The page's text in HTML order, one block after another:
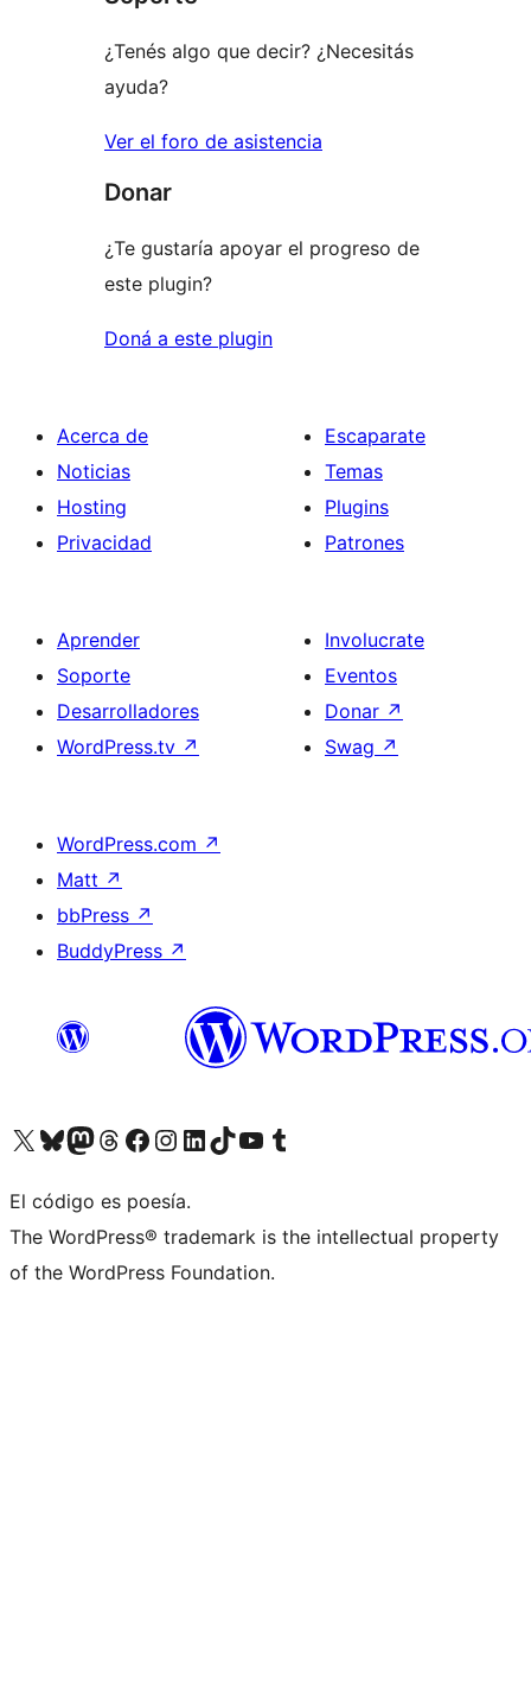
estrellas
¿Tenés algo que decir? ¿Necesitás
ayuda?
Ver el foro de asistencia
Donar
¿Te gustaría apoyar el progreso de
este plugin?
Doná a este plugin
Acerca de
Noticias
Hosting
Privacidad
Escaparate
Temas
Plugins
Patrones
Aprender
Soporte
Desarrolladores
WordPress.tv ↗
Involucrate
Eventos
Donar ↗
Swag ↗
WordPress.com ↗
Matt ↗
bbPress ↗
BuddyPress ↗
Visitá nuestra cuenta de X (anteriormente Twitter)
Visitá nuestra cuenta de Bluesky
Visitá nuestra cuenta de Mastodon
Visitá nuestra cuenta de Threads
Visitá nuestra página de Facebook
Visitá nuestra cuenta de Instagram
Visitá nuestra cuenta de LinkedIn
Visitá nuestra cuenta de TikTok
Visitá nuestro canal de YouTube
Visitá nuestra cuenta de Tumblr
El código es poesía.
The WordPress® trademark is the intellectual property
of the WordPress Foundation.